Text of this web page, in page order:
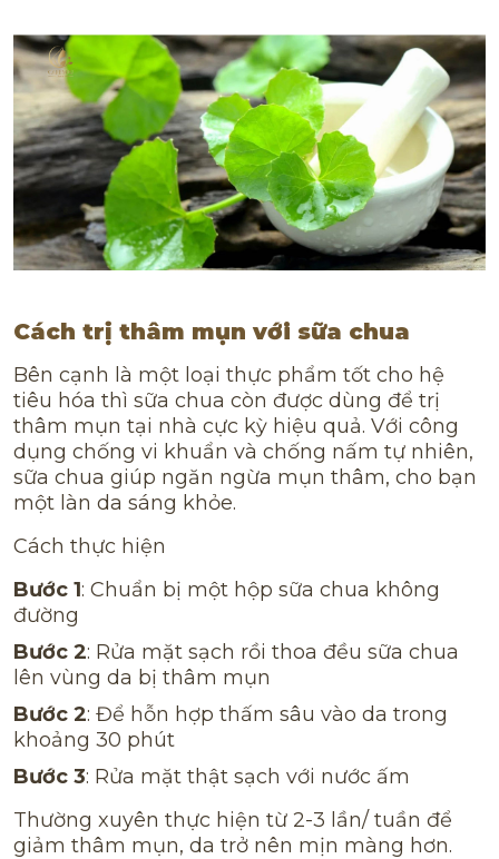
Cách trị thâm mụn với sữa chua
Bên cạnh là một loại thực phẩm tốt cho hệ
tiêu hóa thì sữa chua còn được dùng để trị
thâm mụn tại nhà cực kỳ hiệu quả. Với công
dụng chống vi khuẩn và chống nấm tự nhiên,
sữa chua giúp ngăn ngừa mụn thâm, cho bạn
một làn da sáng khỏe.
Cách thực hiện
Bước 1: Chuẩn bị một hộp sữa chua không
đường
Bước 2: Rửa mặt sạch rồi thoa đều sữa chua
lên vùng da bị thâm mụn
Bước 2: Để hỗn hợp thấm sâu vào da trong
khoảng 30 phút
Bước 3: Rửa mặt thật sạch với nước ấm
Thường xuyên thực hiện từ 2-3 lần/ tuần để
giảm thâm mụn, da trở nên mịn màng hơn.